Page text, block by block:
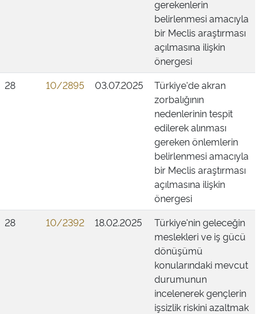
gerekenlerin
belirlenmesi amacıyla
bir Meclis araştırması
açılmasına ilişkin
önergesi
28
10/2895 03.07.2025
Türkiye'de akran
zorbalığının
nedenlerinin tespit
edilerek alınması
gereken önlemlerin
belirlenmesi amacıyla
bir Meclis araştırması
açılmasına ilişkin
önergesi
28
10/2392 18.02.2025
Türkiye'nin geleceğin
meslekleri ve iş gücü
dönüşümü
konularındaki mevcut
durumunun
incelenerek gençlerin
işsizlik riskini azaltmak